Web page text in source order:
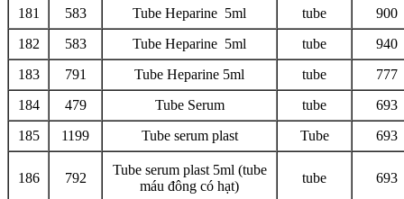
181
583 Tube Heparine 5ml tube
900
182
583 Tube Heparine 5ml tube
940
183
791 Tube Heparine 5ml tube
777
184
479 Tube Serum tube
693
185
1199 Tube serum plast Tube 693
186 792
Tube serum plast 5ml (tube
máu đông có hạt)
tube 693